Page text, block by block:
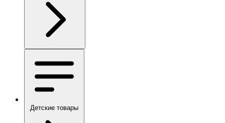
Детские товары